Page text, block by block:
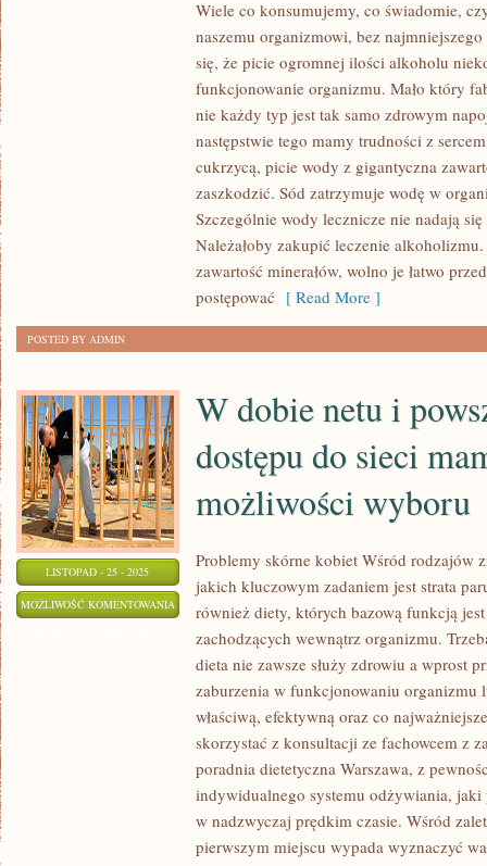
PICIE
OGROMNEJ
ILOŚCI
ALKOHOLU
NIEKORZYSTNIE
FUNKCJONOWANIE
Wiele co konsumujemy, co świadomie,
naszemu organizmowi, bez
się, że picie ogromnej ilości alkoholu
funkcjonowanie organizmu. Mało który
nie każdy typ jest tak samo zdrowym
następstwie tego mamy trudności z
cukrzycą, picie wody z gigantyczna
zaszkodzić. Sód zatrzymuje wodę w
Szczególnie wody lecznicze nie nadają
Należałoby zakupić leczenie
zawartość minerałów, wolno je łatwo
postępować [ Read More ]
POSTED BY ADMIN
LISTOPAD - 25 - 2025
MOŻLIWOŚĆ KOMENTOWANIA
NETU
POWSZECHNEGO
DOSTĘPU
SIECI
MAMY
KOLOSALNE
W dobie netu i
dostępu do sieci
możliwości wyboru
Problemy skórne kobiet Wśród rodzajów
jakich kluczowym zadaniem jest strata
również diety, których bazową funkcją
zachodzących wewnątrz organizmu.
dieta nie zawsze służy zdrowiu a wprost
zaburzenia w funkcjonowaniu organizmu
właściwą, efektywną oraz co
skorzystać z konsultacji ze fachowcem z
poradnia dietetyczna Warszawa, z
indywidualnego systemu odżywiania,
w nadzwyczaj prędkim czasie. Wśród
pierwszym miejscu wypada wyznaczyć